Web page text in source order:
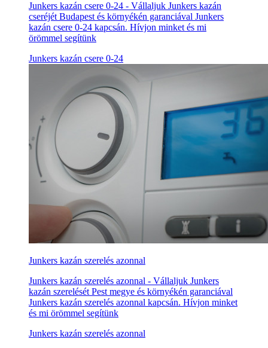
Junkers kazán csere 0-24 - Vállaljuk Junkers kazán
cseréjét Budapest és környékén garanciával Junkers
kazán csere 0-24 kapcsán. Hívjon minket és mi
örömmel segítünk
Junkers kazán csere 0-24
Junkers kazán szerelés azonnal
Junkers kazán szerelés azonnal - Vállaljuk Junkers
kazán szerelését Pest megye és környékén garanciával
Junkers kazán szerelés azonnal kapcsán. Hívjon minket
és mi örömmel segítünk
Junkers kazán szerelés azonnal